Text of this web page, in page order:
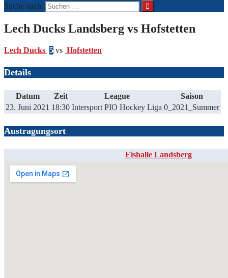
Suche nach:
Lech Ducks Landsberg vs Hofstetten
Lech Ducks 5 vs Hofstetten
Details
Datum Zeit League
Saison
23. Juni 2021 18:30 Intersport PIO Hockey Liga 0_2021_Summer
Austragungsort
Eishalle Landsberg